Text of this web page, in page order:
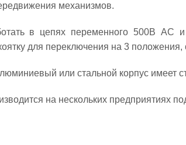
механизмов.
в цепях переменного 500В AC
для переключения на 3
или стальной корпус имеет
на нескольких предприятиях